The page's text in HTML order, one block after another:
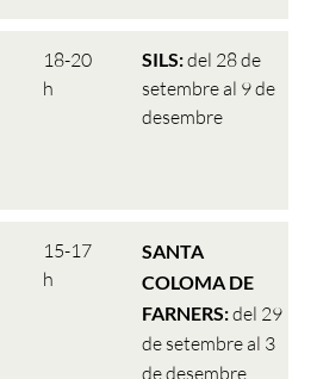
18-20
h
SILS:del 28 de
setembre al 9 de
desembre
15-17
h
SANTA
COLOMA DE
FARNERS:del 29
de setembre al 3
de desembre